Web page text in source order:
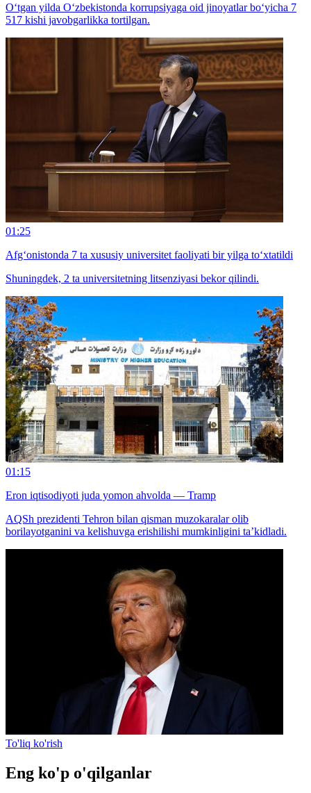
Oʻtgan yilda Oʻzbekistonda korrupsiyaga oid jinoyatlar bo‘yicha 7
517 kishi javobgarlikka tortilgan.
01:25
Afg‘onistonda 7 ta xususiy universitet faoliyati bir yilga to‘xtatildi
Shuningdek, 2 ta universitetning litsenziyasi bekor qilindi.
01:15
Eron iqtisodiyoti juda yomon ahvolda — Tramp
AQSh prezidenti Tehron bilan qisman muzokaralar olib
borilayotganini va kelishuvga erishilishi mumkinligini ta’kidladi.
To'liq ko'rish
Eng ko'p o'qilganlar